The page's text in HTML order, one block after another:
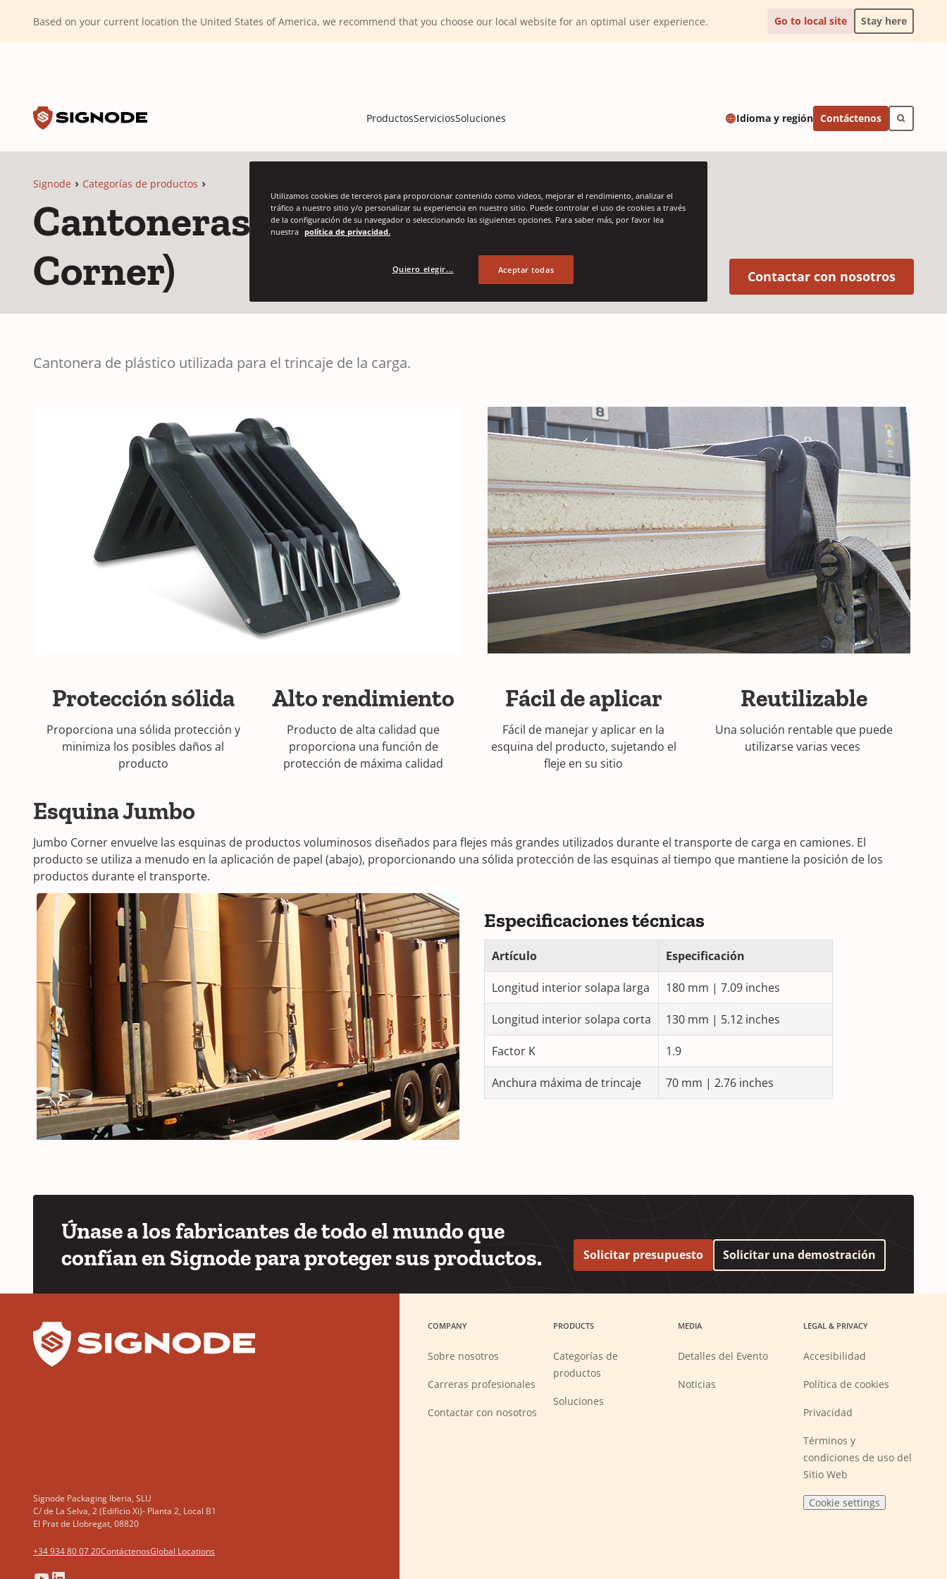
Based on your current location the United States of America, we recommend that you choose our local website for an optimal user experience. Go to local site Stay here
ProductosServiciosSoluciones Idioma y región Contáctenos
Signode Categorías de productos
Cantoneras de plástico (Jumbo
Corner)
Contactar con nosotros(Opens
Cantonera de plástico utilizada para el trincaje de la carga.
Protección sólida
Proporciona una sólida protección y
minimiza los posibles daños al
producto
Alto rendimiento
Producto de alta calidad que
proporciona una función de
protección de máxima calidad
Fácil de aplicar
Fácil de manejar y aplicar en la
esquina del producto, sujetando el
fleje en su sitio
Reutilizable
Una solución rentable que puede
utilizarse varias veces
Esquina Jumbo
Jumbo Corner envuelve las esquinas de productos voluminosos diseñados para flejes más grandes utilizados durante el transporte de carga en camiones. El
producto se utiliza a menudo en la aplicación de papel (abajo), proporcionando una sólida protección de las esquinas al tiempo que mantiene la posición de los
productos durante el transporte.
Especificaciones técnicas
Artículo Especificación
Longitud interior solapa larga 180 mm | 7.09 inches
Longitud interior solapa corta 130 mm | 5.12 inches
Factor K 1.9
Anchura máxima de trincaje 70 mm | 2.76 inches
Únase a los fabricantes de todo el mundo que
confían en Signode para proteger sus productos.
Solicitar presupuesto Solicitar una demostración
Signode Packaging Iberia, SLU
C/ de La Selva, 2 (Edificio Xi)- Planta 2, Local B1
El Prat de Llobregat, 08820
+34 934 80 07 20ContáctenosGlobal Locations
COMPANY
Sobre nosotros
Carreras profesionales (Opens
new
Contactar con nosotros
PRODUCTS
Categorías de
productos
Soluciones
MEDIA
Detalles del Evento
Noticias
LEGAL & PRIVACY
Accesibilidad
Política de cookies
Privacidad
Términos y
condiciones de uso del
Sitio Web
Cookie settings
Utilizamos cookies de terceros para proporcionar contenido como videos, mejorar el rendimiento, analizar el
tráfico a nuestro sitio y/o personalizar su experiencia en nuestro sitio. Puede controlar el uso de cookies a través
de la configuración de su navegador o seleccionando las siguientes opciones. Para saber más, por favor lea
nuestra política de privacidad.
Quiero elegir... Aceptar todas